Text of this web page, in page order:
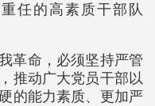
任的高素质干部队
革命，必须坚持严管
推动广大党员干部以
的能力素质、更加严